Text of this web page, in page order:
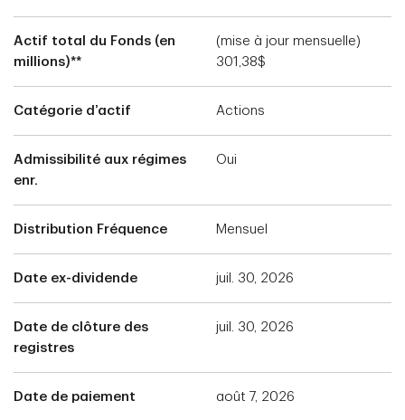
Actif total du Fonds (en
millions)**
(mise à jour mensuelle)
301,38$
Catégorie d’actif Actions
Admissibilité aux régimes
enr.
Oui
Distribution Fréquence Mensuel
Date ex-dividende juil. 30, 2026
Date de clôture des
registres
juil. 30, 2026
Date de paiement août 7, 2026